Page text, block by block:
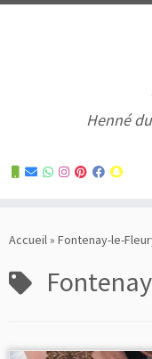
to
Henné
Accueil» Fontenay-le-